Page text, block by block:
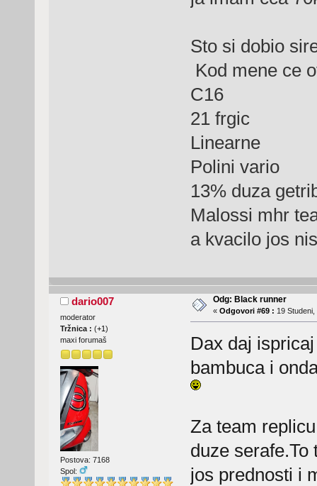
Sto si dobio
Kod mene ce
C16
21 frgic
Linearne
Polini vario
13% duza
Malossi mhr
a kvacilo jos
dario007
moderator
Tržnica : (+1)
maxi forumaš
Postova: 7168
Spol:
Odg: Black runner
« Odgovori #69 : 19
Dax daj
bambuca i
Za team
duze
jos prednosti i